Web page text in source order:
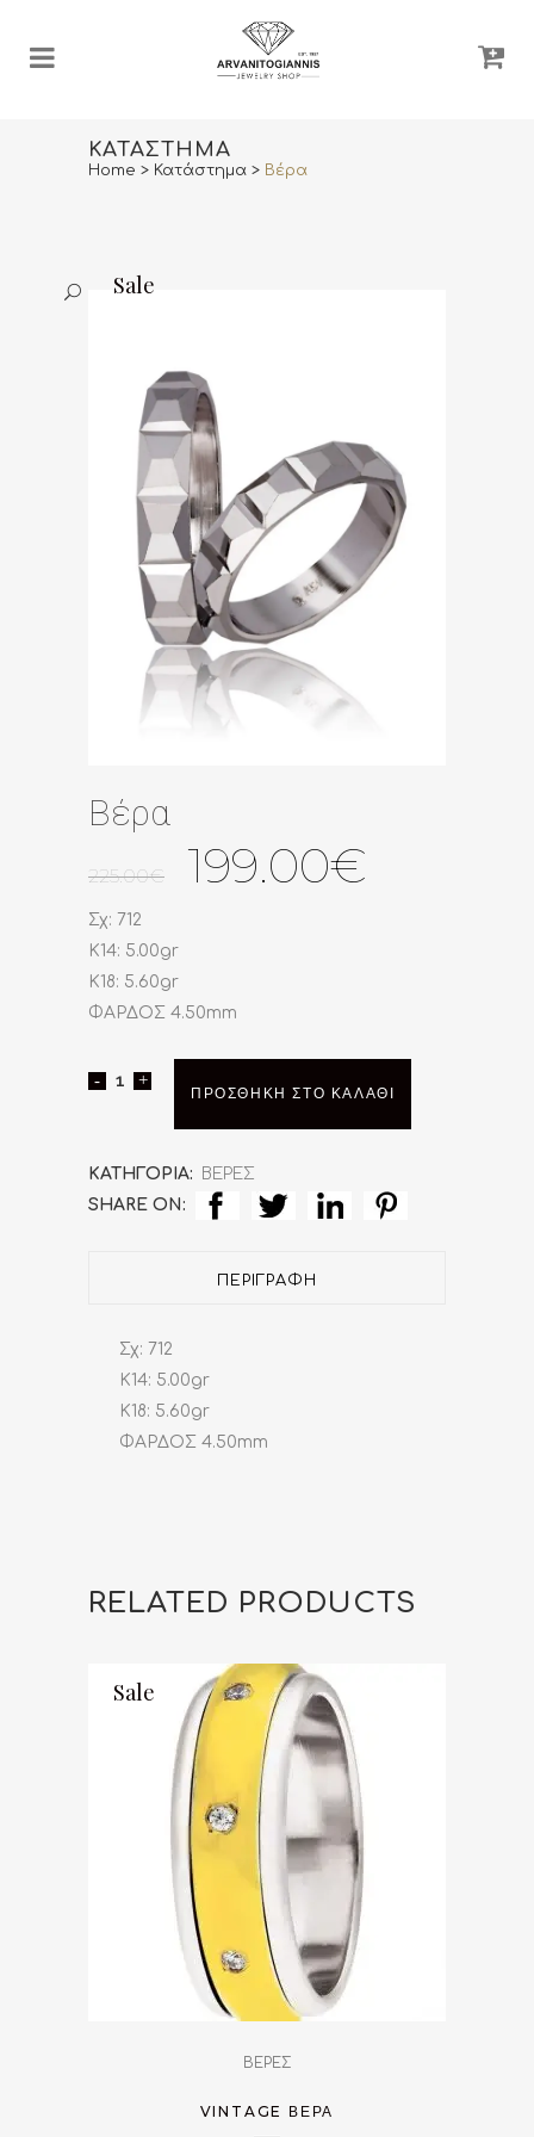
ΚΑΤΆΣΤΗΜΑ
Home > Κατάστημα > Βέρα
Sale
Βέρα
225.00€ Original
price
199.00€
Σχ: 712
K14: 5.00gr
K18: 5.60gr
ΦΑΡΔΟΣ 4.50mm
Βέρα
ΠΡΟΣΘΉΚΗ ΣΤΟ ΚΑΛΆΘΙ
ΚΑΤΗΓΟΡΊΑ:
ΒΕΡΕΣ
SHARE ON:
ΠΕΡΙΓΡΑΦΉ
Σχ: 712
K14: 5.00gr
K18: 5.60gr
ΦΑΡΔΟΣ 4.50mm
RELATED PRODUCTS
Sale
ΒΕΡΕΣ
VINTAGE ΒΈΡΑ